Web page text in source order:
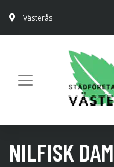
Västerås
NILFISK